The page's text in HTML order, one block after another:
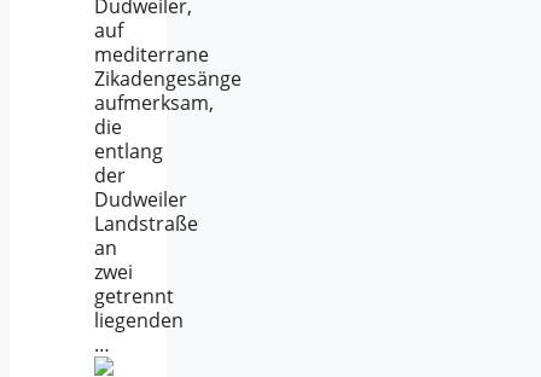
Dudweiler,
auf
mediterrane
Zikadengesänge
aufmerksam,
die
entlang
der
Dudweiler
Landstraße
an
zwei
getrennt
liegenden
…